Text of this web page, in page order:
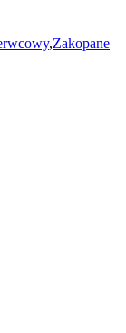
,Zakopane